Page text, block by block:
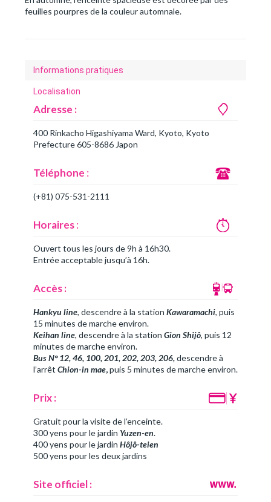
feuilles pourpres de la couleur automnale.
Informations pratiques
Localisation
Adresse :
400 Rinkacho Higashiyama Ward, Kyoto, Kyoto
Prefecture 605-8686 Japon
Téléphone :
(+81) 075-531-2111
Horaires:
Ouvert tous les jours de 9h à 16h30.
Entrée acceptable jusqu’à 16h.
Accès :
Hankyu line, descendre à la station Kawaramachi, puis
15 minutes de marche environ.
Keihan line, descendre à la station Gion Shijô, puis 12
minutes de marche environ.
Bus N° 12, 46, 100, 201, 202, 203, 206,descendre à
l’arrêt Chion-in mae,puis 5 minutes de marche environ.
Prix :
Gratuit pour la visite de l’enceinte.
300 yens pour le jardin Yuzen-en.
400 yens pour le jardin Hôjô-teien
500 yens pour les deux jardins
Site officiel :